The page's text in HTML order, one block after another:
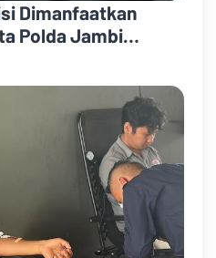
Dimanfaatkan
Polda Jambi
dengan Janji